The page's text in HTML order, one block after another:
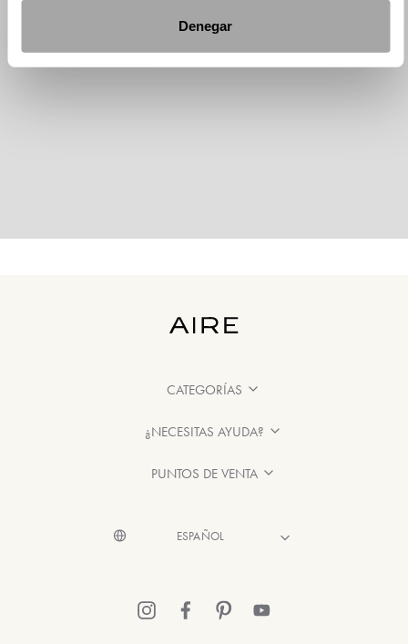
Denegar
CATEGORÍAS
¿NECESITAS AYUDA?
PUNTOS DE VENTA